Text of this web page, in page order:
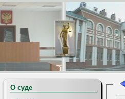
О суде